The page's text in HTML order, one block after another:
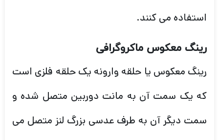
استفاده می کنند.
رینگ معکوس ماکروگرافی
رینگ معکوس یا حلقه وارونه یک حلقه فلزی است
که یک سمت آن به مانت دوربین متصل شده و
سمت دیگر آن به طرف عدسی بزرگ لنز متصل می